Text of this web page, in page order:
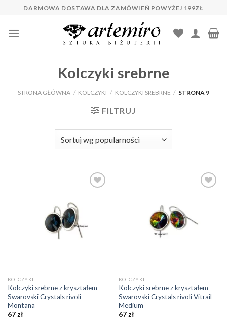
content
DARMOWA DOSTAWA DLA ZAMÓWIEŃ POWYŻEJ 199ZŁ
Kolczyki srebrne
STRONA GŁÓWNA / KOLCZYKI / KOLCZYKI SREBRNE / STRONA 9
FILTRUJ
ulubionych
KOLCZYKI
Kolczyki srebrne z kryształem
Swarovski Crystals rivoli
Montana
67zł
KOLCZYKI
Kolczyki srebrne z kryształem
Swarovski Crystals rivoli Vitrail
Medium
67zł